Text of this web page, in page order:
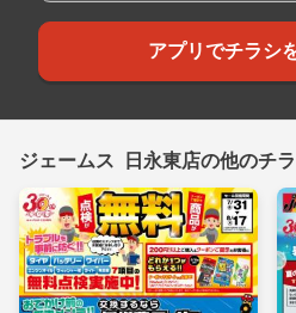
アプリでチラシ
ジェームス 日永東店の他のチ